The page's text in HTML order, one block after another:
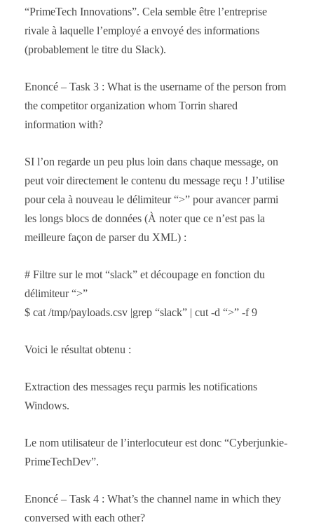
“PrimeTech Innovations”. Cela semble être l’entreprise
rivale à laquelle l’employé a envoyé des informations
(probablement le titre du Slack).
Enoncé – Task 3 : What is the username of the person from
the competitor organization whom Torrin shared
information with?
SI l’on regarde un peu plus loin dans chaque message, on
peut voir directement le contenu du message reçu ! J’utilise
pour cela à nouveau le délimiteur “>” pour avancer parmi
les longs blocs de données (À noter que ce n’est pas la
meilleure façon de parser du XML) :
# Filtre sur le mot “slack” et découpage en fonction du
délimiteur “>”
$ cat /tmp/payloads.csv |grep “slack” | cut -d “>” -f 9
Voici le résultat obtenu :
Extraction des messages reçu parmis les notifications
Windows.
Le nom utilisateur de l’interlocuteur est donc “Cyberjunkie-
PrimeTechDev”.
Enoncé – Task 4 : What’s the channel name in which they
conversed with each other?